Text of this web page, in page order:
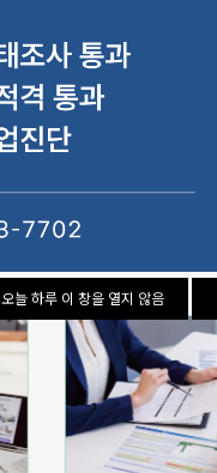
오늘 하루 이 창을 열지 않음